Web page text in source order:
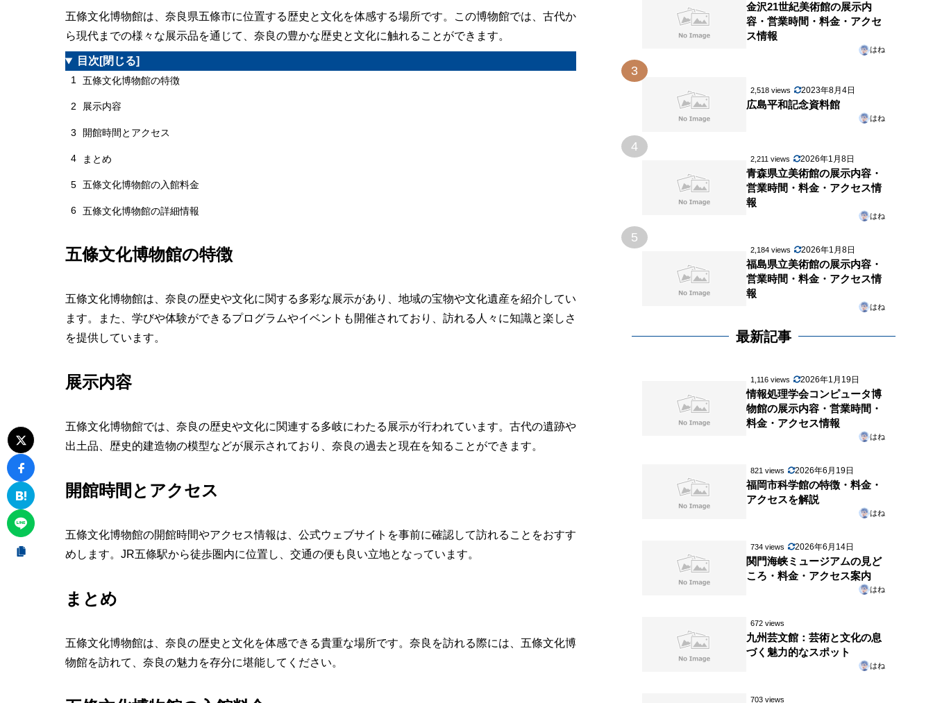
五條文化博物館は、奈良県五條市に位置する歴史と文化を体感する場所です。この博物館では、古代か
ら現代までの様々な展示品を通じて、奈良の豊かな歴史と文化に触れることができます。
目次 [閉じる]
1 五條文化博物館の特徴
2 展示内容
3 開館時間とアクセス
4 まとめ
5 五條文化博物館の入館料金
6 五條文化博物館の詳細情報
五條文化博物館の特徴
五條文化博物館は、奈良の歴史や文化に関する多彩な展示があり、地域の宝物や文化遺産を紹介してい
ます。また、学びや体験ができるプログラムやイベントも開催されており、訪れる人々に知識と楽しさ
を提供しています。
展示内容
五條文化博物館では、奈良の歴史や文化に関連する多岐にわたる展示が行われています。古代の遺跡や
出土品、歴史的建造物の模型などが展示されており、奈良の過去と現在を知ることができます。
開館時間とアクセス
五條文化博物館の開館時間やアクセス情報は、公式ウェブサイトを事前に確認して訪れることをおすす
めします。JR五條駅から徒歩圏内に位置し、交通の便も良い立地となっています。
まとめ
五條文化博物館は、奈良の歴史と文化を体感できる貴重な場所です。奈良を訪れる際には、五條文化博
物館を訪れて、奈良の魅力を存分に堪能してください。
金沢21世紀美術館の展示内
容・営業時間・料金・アクセ
ス情報
はね
3
2,518 views 2023年8月4日
広島平和記念資料館
はね
4
2,211 views 2026年1月8日
青森県立美術館の展示内容・
営業時間・料金・アクセス情
報
はね
5
2,184 views 2026年1月8日
福島県立美術館の展示内容・
営業時間・料金・アクセス情
報
はね
最新記事
1,116 views 2026年1月19日
情報処理学会コンピュータ博
物館の展示内容・営業時間・
料金・アクセス情報
はね
821 views 2026年6月19日
福岡市科学館の特徴・料金・
アクセスを解説
はね
734 views 2026年6月14日
関門海峡ミュージアムの見ど
ころ・料金・アクセス案内
はね
672 views
九州芸文館：芸術と文化の息
づく魅力的なスポット
はね
703 views